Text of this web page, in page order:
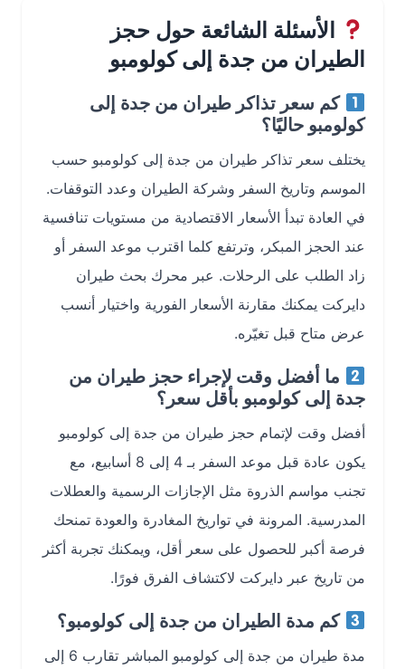
الأسئلة الشائعة حول حجز
الطيران من جدة إلى كولومبو
كم سعر تذاكر طيران من جدة إلى
كولومبو حاليًا؟
يختلف سعر تذاكر طيران من جدة إلى كولومبو حسب
الموسم وتاريخ السفر وشركة الطيران وعدد التوقفات.
في العادة تبدأ الأسعار الاقتصادية من مستويات تنافسية
عند الحجز المبكر، وترتفع كلما اقترب موعد السفر أو
زاد الطلب على الرحلات. عبر محرك بحث طيران
دايركت يمكنك مقارنة الأسعار الفورية واختيار أنسب
عرض متاح قبل تغيّره.
ما أفضل وقت لإجراء حجز طيران من
جدة إلى كولومبو بأقل سعر؟
أفضل وقت لإتمام حجز طيران من جدة إلى كولومبو
يكون عادة قبل موعد السفر بـ 4 إلى 8 أسابيع، مع
تجنب مواسم الذروة مثل الإجازات الرسمية والعطلات
المدرسية. المرونة في تواريخ المغادرة والعودة تمنحك
فرصة أكبر للحصول على سعر أقل، ويمكنك تجربة أكثر
من تاريخ عبر دايركت لاكتشاف الفرق فورًا.
كم مدة الطيران من جدة إلى كولومبو؟
مدة طيران من جدة إلى كولومبو المباشر تقارب 6 إلى